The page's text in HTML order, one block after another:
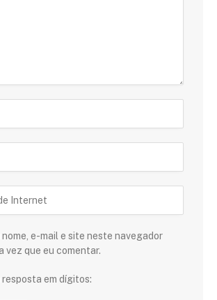
nome, e-mail e site neste navegador
vez que eu comentar.
resposta em dígitos: